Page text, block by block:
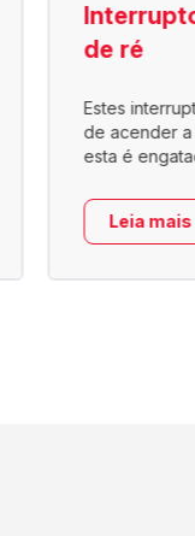
de ré
Estes
de acender
esta é
Leia mais